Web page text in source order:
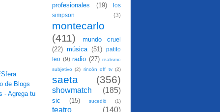
profesionales
(19)
los
simpson
(3)
montecarlo
(411)
mundo cruel
(22) música (51)
patito
feo (9) radio (27) realismo
subjetivo (2) rincón off tv (2)
saeta (356)
showmatch (185)
sic (15) sucedió (1)
teatro (140)